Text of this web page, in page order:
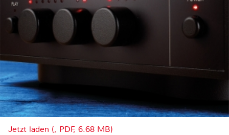
Jetzt laden (, PDF, 6.68 MB)